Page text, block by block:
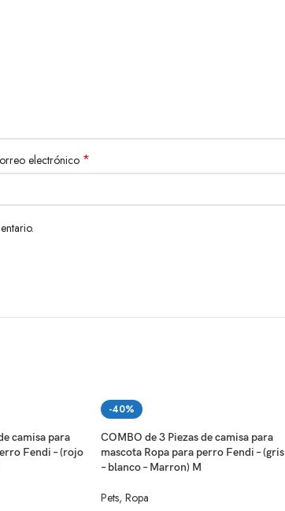
electrónico *
camisa para
Fendi – (rojo
-40%
COMBO de 3 Piezas de camisa para
mascota Ropa para perro Fendi – (gris
– blanco – Marron) M
Pets, Ropa